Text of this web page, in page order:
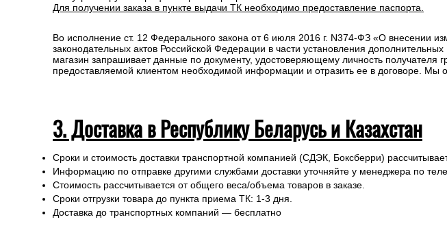
Для получении заказа в пункте выдачи ТК необходимо предоставление паспорта.
Во исполнение ст. 12 Федерального закона от 6 июля 2016 г. N374-ФЗ «О внесении
законодательных актов Российской Федерации в части установления
магазин запрашивает данные по документу, удостоверяющему личность получателя
предоставляемой клиентом необходимой информации и отразить ее в договоре. Мы
3. Доставка в Республику Беларусь и Казахстан
Сроки и стоимость доставки транспортной компанией (СДЭК, Боксберри)
Информацию по отправке другими службами доставки уточняйте у менеджера по
Стоимость рассчитывается от общего веса/объема товаров в заказе.
Сроки отгрузки товара до пункта приема ТК: 1-3 дня.
Доставка до транспортных компаний — бесплатно